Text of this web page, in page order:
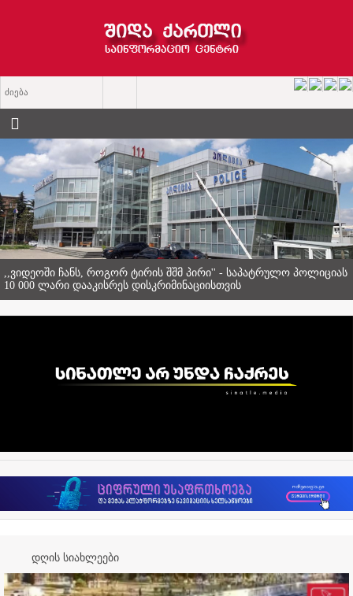
ქარელში ყოფილ სამშობიარო სახლში დედათა მონასტერი
გაიხსნა
დღის სიახლეები